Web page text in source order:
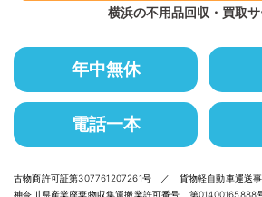
横浜の不用品回収・買取
年中無休
電話一本
古物商許可証第307761207261号 ／ 貨物軽自動車運送
神奈川県産業廃棄物収集運搬業許可番号 第01400165888